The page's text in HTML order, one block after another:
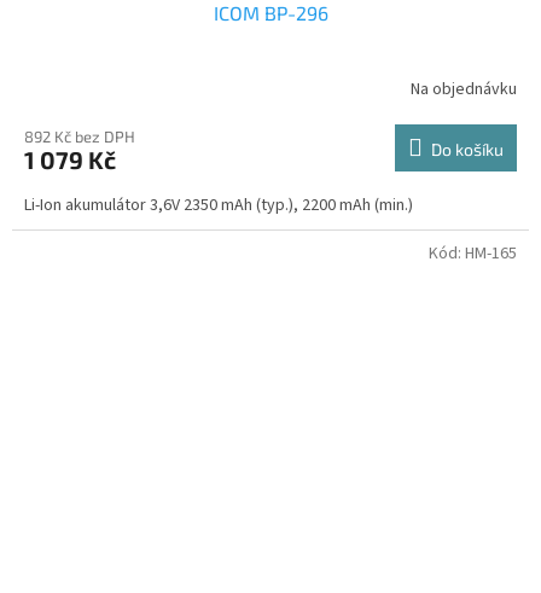
ICOM BP-296
Na objednávku
892 Kč bez DPH
1 079 Kč Do košíku
Li-Ion akumulátor 3,6V 2350 mAh (typ.), 2200 mAh (min.)
Kód: HM-165